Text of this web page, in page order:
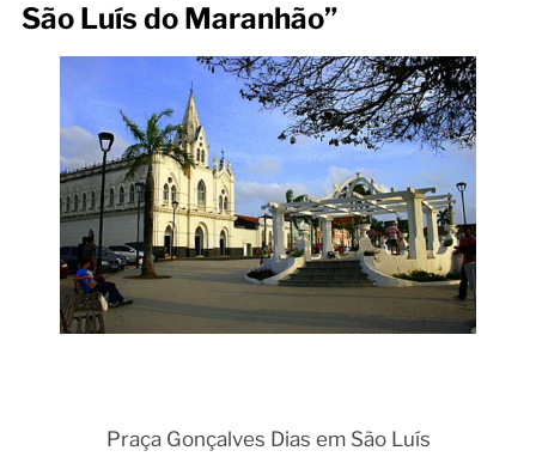
São Luís do Maranhão”
Praça Gonçalves Dias em São Luís